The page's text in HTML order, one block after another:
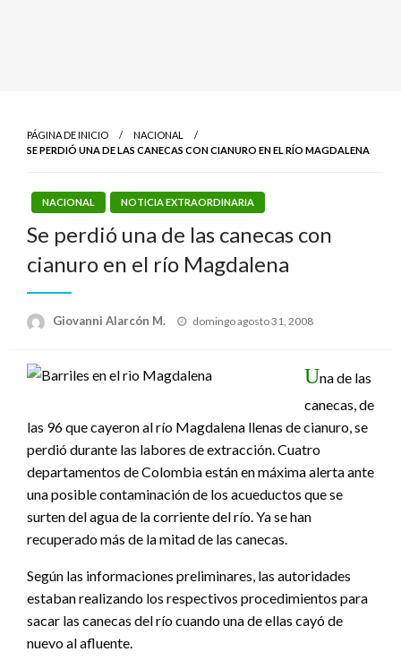
PÁGINA DE INICIO
NACIONAL
SE PERDIÓ UNA DE LAS CANECAS CON CIANURO EN EL RÍO MAGDALENA
NACIONAL NOTICIA EXTRAORDINARIA
Se perdió una de las canecas con
cianuro en el río Magdalena
Giovanni Alarcón M.
Publicado
domingo agosto 31, 2008
Una de las
canecas, de
las 96 que cayeron al río Magdalena llenas de cianuro, se
perdió durante las labores de extracción. Cuatro
departamentos de Colombia están en máxima alerta ante
una posible contaminación de los acueductos que se
surten del agua de la corriente del río. Ya se han
recuperado más de la mitad de las canecas.
Según las informaciones preliminares, las autoridades
estaban realizando los respectivos procedimientos para
sacar las canecas del río cuando una de ellas cayó de
nuevo al afluente.